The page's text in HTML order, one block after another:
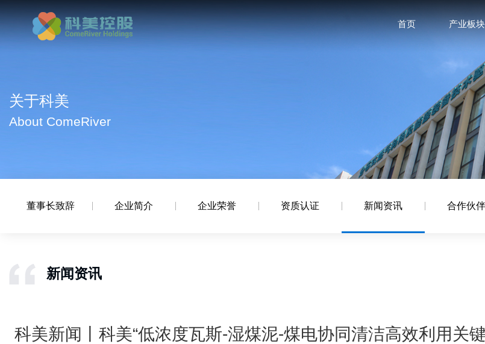
首页 产业板块
关于科美
About ComeRiver
董事长致辞 企业简介 企业荣誉 资质认证 新闻资讯 合作伙伴
新闻资讯
科美新闻丨科美“低浓度瓦斯-湿煤泥-煤电协同清洁高效利用关